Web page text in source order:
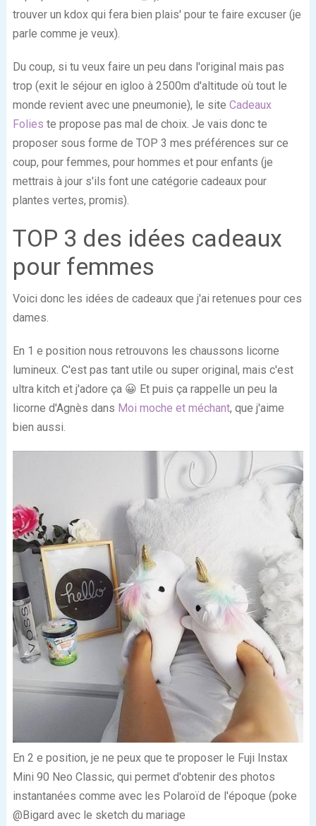
trouver un kdox qui fera bien plais' pour te faire excuser (je
parle comme je veux).
Du coup, si tu veux faire un peu dans l'original mais pas
trop (exit le séjour en igloo à 2500m d'altitude où tout le
monde revient avec une pneumonie), le site Cadeaux
Folies te propose pas mal de choix. Je vais donc te
proposer sous forme de TOP 3 mes préférences sur ce
coup, pour femmes, pour hommes et pour enfants (je
mettrais à jour s'ils font une catégorie cadeaux pour
plantes vertes, promis).
TOP 3 des idées cadeaux
pour femmes
Voici donc les idées de cadeaux que j'ai retenues pour ces
dames.
En 1 e position nous retrouvons les chaussons licorne
lumineux. C'est pas tant utile ou super original, mais c'est
ultra kitch et j'adore ça 😀 Et puis ça rappelle un peu la
licorne d'Agnès dans Moi moche et méchant, que j'aime
bien aussi.
En 2 e position, je ne peux que te proposer le Fuji Instax
Mini 90 Neo Classic, qui permet d'obtenir des photos
instantanées comme avec les Polaroïd de l'époque (poke
@Bigard avec le sketch du mariage